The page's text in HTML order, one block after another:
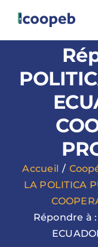
contenu
Accueil
LA POLITICA
Répondre à